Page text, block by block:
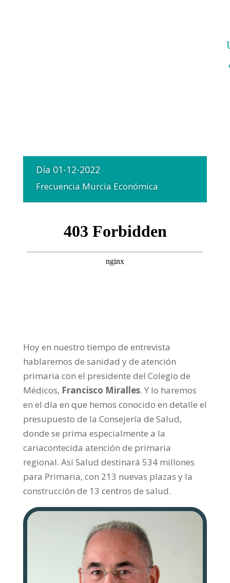
Día 01-12-2022
Frecuencia Murcia Económica
Hoy en nuestro tiempo de entrevista
hablaremos de sanidad y de atención
primaria con el presidente del Colegio de
Médicos, Francisco Miralles. Y lo haremos
en el día en que hemos conocido en detalle el
presupuesto de la Consejería de Salud,
donde se prima especialmente a la
cariacontecida atención de primaria
regional. Así Salud destinará 534 millones
para Primaria, con 213 nuevas plazas y la
construcción de 13 centros de salud.